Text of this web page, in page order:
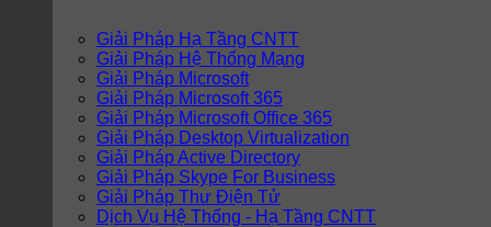
Giải Pháp Hạ Tầng CNTT
Giải Pháp Hệ Thống Mạng
Giải Pháp Microsoft
Giải Pháp Microsoft 365
Giải Pháp Microsoft Office 365
Giải Pháp Desktop Virtualization
Giải Pháp Active Directory
Giải Pháp Skype For Business
Giải Pháp Thư Điện Tử
Dịch Vụ Hệ Thống - Hạ Tầng CNTT